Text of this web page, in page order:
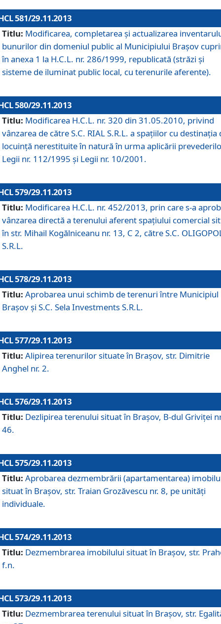
581/29.11.2013
Titlu: Modificarea, completarea şi actualizarea
bunurilor din domeniul public al Municipiului Braşov
în anexa 1 la H.C.L. nr. 286/1999, republicată (străzi şi
sisteme de iluminat public local, cu terenurile aferente).
580/29.11.2013
Titlu: Modificarea H.C.L. nr. 320 din 31.05.2010, privind
vânzarea de către S.C. RIAL S.R.L. a spaţiilor cu destinaţia
locuinţă nerestituite în natură în urma aplicării
Legii nr. 112/1995 şi Legii nr. 10/2001.
579/29.11.2013
Titlu: Modificarea H.C.L. nr. 452/2013, prin care s-a
vânzarea directă a terenului aferent spaţiului comercial
în str. Mihail Kogălniceanu nr. 13, C 2, către S.C.
S.R.L.
578/29.11.2013
Titlu: Aprobarea unui schimb de terenuri între Municipiul
Braşov şi S.C. Sela Investments S.R.L.
577/29.11.2013
Titlu: Alipirea terenurilor situate în Braşov, str. Dimitrie
Anghel nr. 2.
576/29.11.2013
Titlu: Dezlipirea terenului situat în Braşov, B-dul Griviţei
46.
575/29.11.2013
Titlu: Aprobarea dezmembrării (apartamentarea)
situat în Braşov, str. Traian Grozăvescu nr. 8, pe unităţi
individuale.
574/29.11.2013
Titlu: Dezmembrarea imobilului situat în Braşov, str.
f.n.
573/29.11.2013
Titlu: Dezmembrarea terenului situat în Braşov, str.